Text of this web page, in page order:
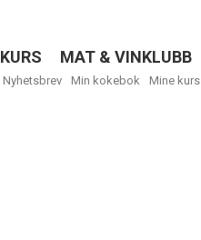
KURS MAT & VINKLUBB
Nyhetsbrev Min kokebok Mine kurs